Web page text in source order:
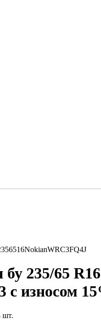
235/65
с износом
шт.